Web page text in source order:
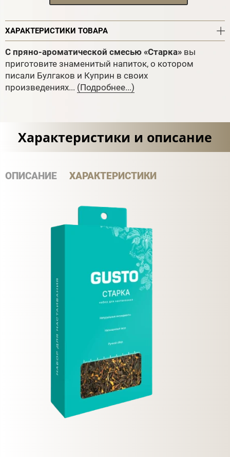
ХАРАКТЕРИСТИКИ ТОВАРА
С пряно-ароматической смесью «Старка» вы
приготовите знаменитый напиток, о котором
писали Булгаков и Куприн в своих
произведениях... (Подробнее...)
Характеристики и описание
ОПИСАНИЕ ХАРАКТЕРИСТИКИ